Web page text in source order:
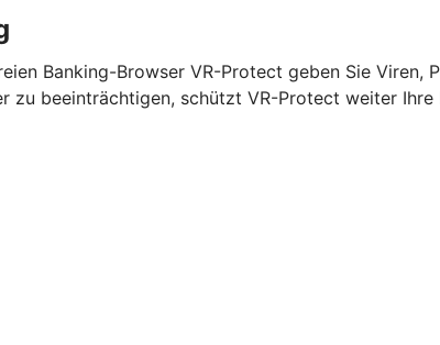
Banking-Browser VR-Protect geben Sie Viren,
zu beeinträchtigen, schützt VR-Protect weiter